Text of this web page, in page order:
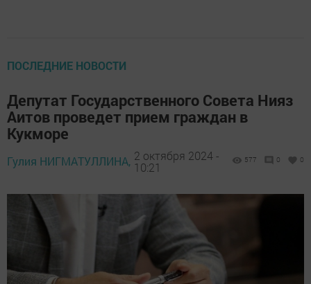
ПОСЛЕДНИЕ НОВОСТИ
Депутат Государственного Совета Нияз
Аитов проведет прием граждан в
Кукморе
Гулия НИГМАТУЛЛИНА, 2 октября 2024 -
10:21
577 0 0